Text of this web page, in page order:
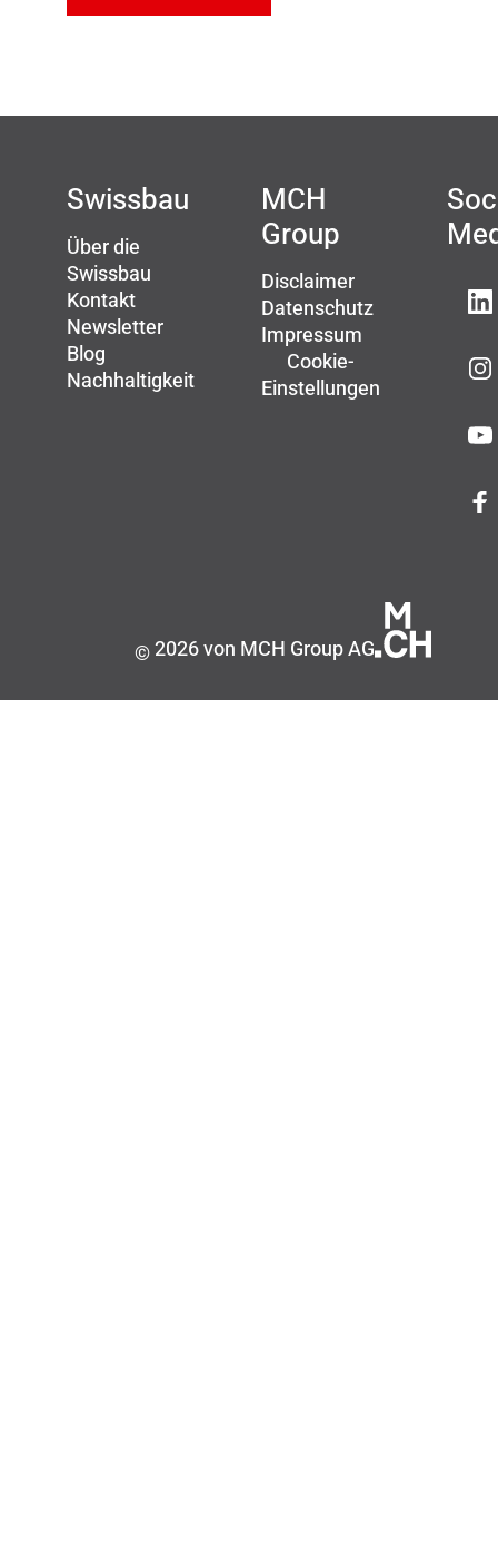
Swissbau
Über die
Swissbau
Kontakt
Newsletter
Blog
Nachhaltigkeit
MCH
Group
Disclaimer
Datenschutz
Impressum
Cookie-
Einstellungen
©2026 von MCH Group AG